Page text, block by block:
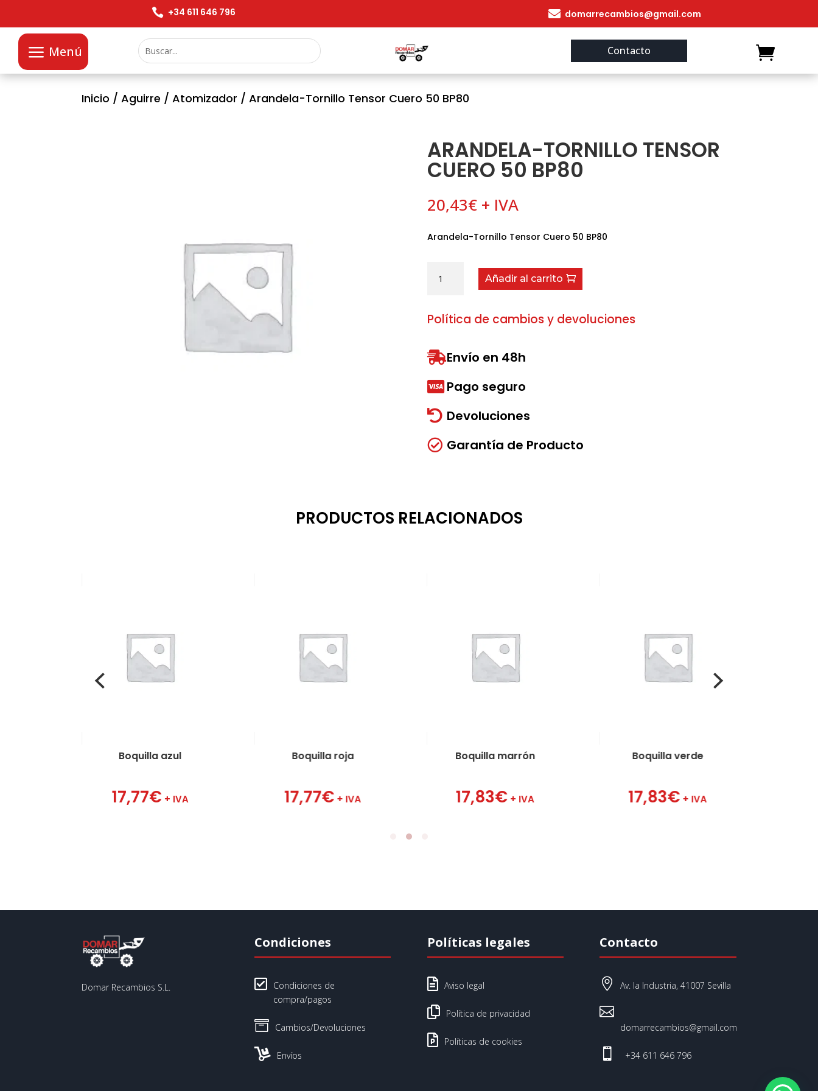
 +34 611 646 796  domarrecambios@gmail.com
Menú Contacto
Inicio /Aguirre /Atomizador / Arandela-Tornillo Tensor Cuero 50 BP80
ARANDELA-TORNILLO TENSOR
CUERO 50 BP80
20,43€ + IVA
Arandela-Tornillo Tensor Cuero 50 BP80
Tornillo
50
cantidad
Añadir al carrito
Política de cambios y devoluciones
Envío en 48h
 Pago seguro
 Devoluciones
 Garantía de Producto
PRODUCTOS RELACIONADOS
Boquilla azul
17,77€ + IVA
Boquilla roja
17,77€ + IVA
Boquilla marrón
17,83€ + IVA
Boquilla verde
17,83€ + IVA
Domar Recambios S.L.
Condiciones
 Condiciones de
compra/pagos
 Cambios/Devoluciones
 Envíos
Políticas legales
 Aviso legal
 Política de privacidad
 Políticas de cookies
Contacto
 Av. la Industria, 41007 Sevilla

domarrecambios@gmail.com
 +34 611 646 796